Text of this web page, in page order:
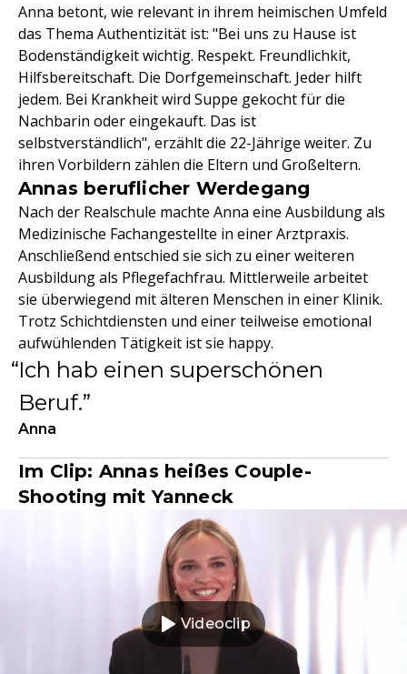
Anna betont, wie relevant in ihrem heimischen Umfeld
das Thema Authentizität ist: "Bei uns zu Hause ist
Bodenständigkeit wichtig. Respekt. Freundlichkit,
Hilfsbereitschaft. Die Dorfgemeinschaft. Jeder hilft
jedem. Bei Krankheit wird Suppe gekocht für die
Nachbarin oder eingekauft. Das ist
selbstverständlich", erzählt die 22-Jährige weiter. Zu
ihren Vorbildern zählen die Eltern und Großeltern.
Annas beruflicher Werdegang
Nach der Realschule machte Anna eine Ausbildung als
Medizinische Fachangestellte in einer Arztpraxis.
Anschließend entschied sie sich zu einer weiteren
Ausbildung als Pflegefachfrau. Mittlerweile arbeitet
sie überwiegend mit älteren Menschen in einer Klinik.
Trotz Schichtdiensten und einer teilweise emotional
aufwühlenden Tätigkeit ist sie happy.
Ich hab einen superschönen
Beruf.
Anna
Im Clip: Annas heißes Couple-
Shooting mit Yanneck
Videoclip